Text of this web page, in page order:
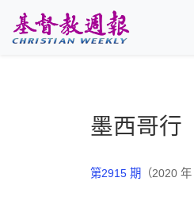
墨西哥行
第2915 期 （2020